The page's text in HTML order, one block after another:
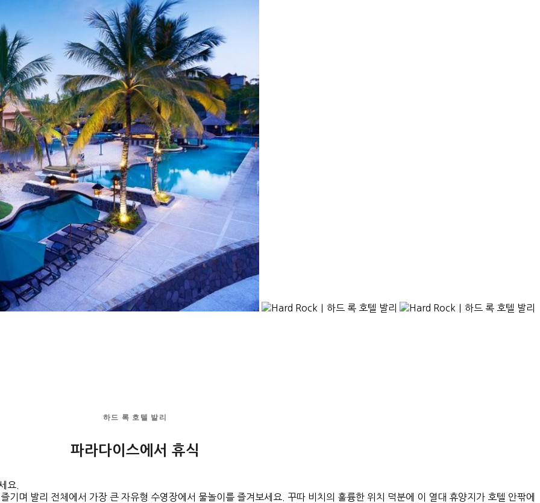
하드 록 호텔 발리
파라다이스에서 휴식
요.
며 발리 전체에서 가장 큰 자유형 수영장에서 물놀이를 즐겨보세요. 꾸따 비치의 훌륭한 위치 덕분에 이 열대 휴양지가 호텔 안팎에